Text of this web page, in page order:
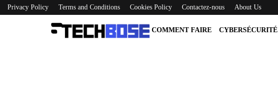
Privacy Policy Terms and Conditions Cookies Policy Contactez-nous About Us
COMMENT FAIRE CYBERSÉCURITÉ